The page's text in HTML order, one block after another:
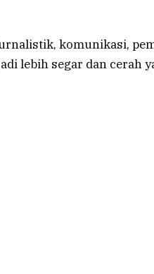
komunikasi,
lebih segar dan cerah